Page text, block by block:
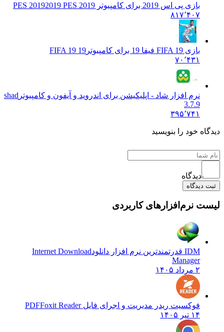
بازی پی اس 2019 برای کامپیوتر PES 2019
2019 PES 2019
۸۱۷٬۴۰۷
بازی FIFA 19 فیفا 19 برای کامپیوتر
FIFA 19 19
۷۰٬۴۳۱
نرم افزار شاد - اپلیکیشن برای اندروید و آیفون و کامپیوترshad
3.7.9
۳۹۵٬۷۴۱
خود را بنویسید
دیدگاه
دیدگاه
نرم‌افزارهای کاربردی
IDM قدرتمندترین نرم افزار دانلود
Internet Download
Manager
فوکسیت ریدر مدیریت و اجرای فایل PDFFoxit Reader